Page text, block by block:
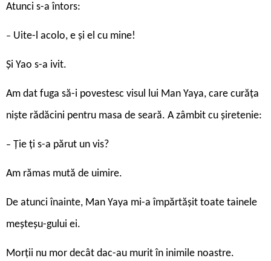
Atunci s-a întors:
– Uite-l acolo, e și el cu mine!
Și Yao s-a ivit.
Am dat fuga să-i povestesc visul lui Man Yaya, care curăța
niște rădăcini pentru masa de seară. A zâmbit cu șiretenie:
– Ție ți s-a părut un vis?
Am rămas mută de uimire.
De atunci înainte, Man Yaya mi-a împărtășit toate tainele
meșteșu-gului ei.
Morții nu mor decât dac-au murit în inimile noastre.